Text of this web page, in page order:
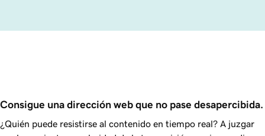
Consigue una dirección web que no pase desapercibida.
¿Quién puede resistirse al contenido en tiempo real? A juzgar